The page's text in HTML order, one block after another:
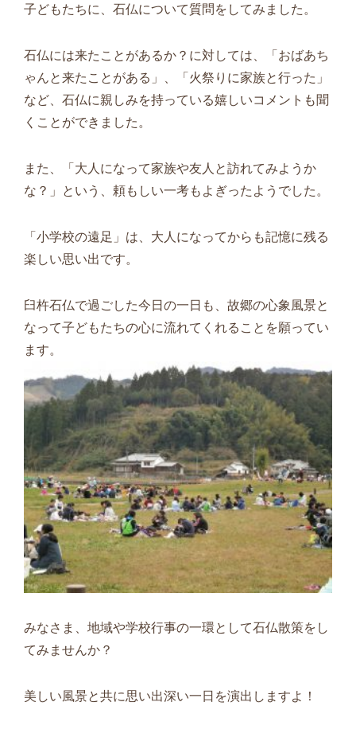
子どもたちに、石仏について質問をしてみました。
石仏には来たことがあるか？に対しては、「おばあち
ゃんと来たことがある」、「火祭りに家族と行った」
など、石仏に親しみを持っている嬉しいコメントも聞
くことができました。
また、「大人になって家族や友人と訪れてみようか
な？」という、頼もしい一考もよぎったようでした。
「小学校の遠足」は、大人になってからも記憶に残る
楽しい思い出です。
臼杵石仏で過ごした今日の一日も、故郷の心象風景と
なって子どもたちの心に流れてくれることを願ってい
ます。
みなさま、地域や学校行事の一環として石仏散策をし
てみませんか？
美しい風景と共に思い出深い一日を演出しますよ！